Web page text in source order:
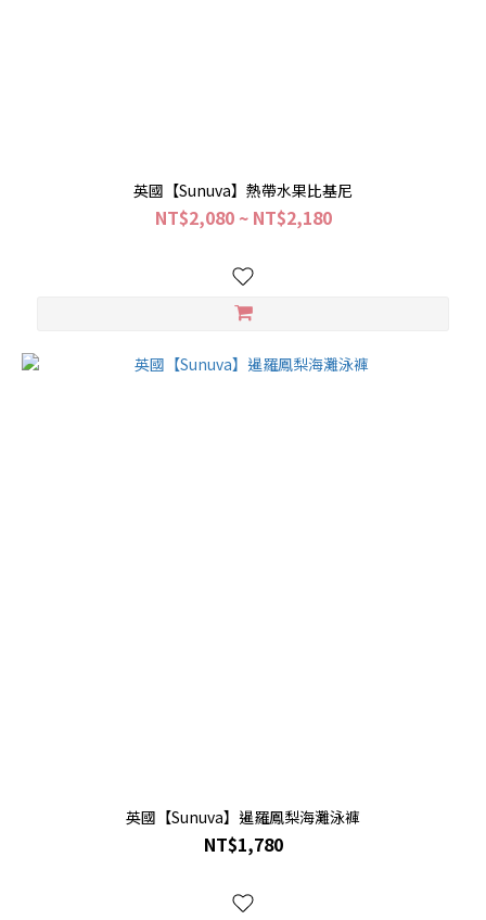
英國【Sunuva】熱帶水果比基尼
NT$2,080 ~ NT$2,180
英國【Sunuva】暹羅鳳梨海灘泳褲
NT$1,780